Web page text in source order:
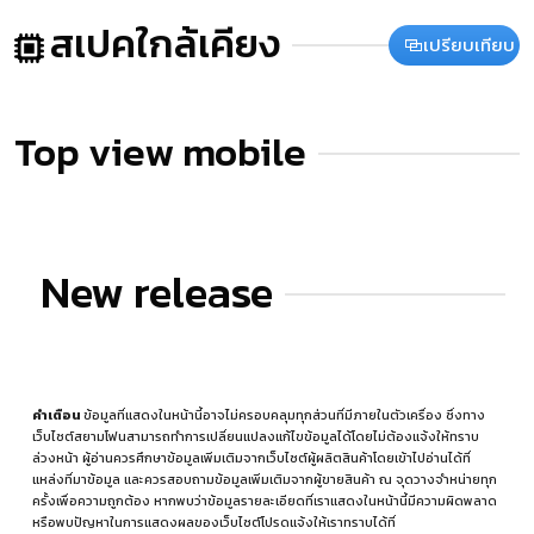
สเปคใกล้เคียง เปรียบเทียบ
Top view mobile
New release
คำเตือนข้อมูลที่แสดงในหน้านี้อาจไม่ครอบคลุมทุกส่วนที่มีภายในตัวเครื่อง ซึ่งทาง
เว็บไซต์สยามโฟนสามารถทำการเปลี่ยนแปลงแก้ไขข้อมูลได้โดยไม่ต้องแจ้งให้ทราบ
ล่วงหน้า ผู้อ่านควรศึกษาข้อมูลเพิ่มเติมจากเว็บไซต์ผู้ผลิตสินค้าโดยเข้าไปอ่านได้ที่
แหล่งที่มาข้อมูล และควรสอบถามข้อมูลเพิ่มเติมจากผู้ขายสินค้า ณ จุดวางจำหน่ายทุก
ครั้งเพื่อความถูกต้อง หากพบว่าข้อมูลรายละเอียดที่เราแสดงในหน้านี้มีความผิดพลาด
หรือพบปัญหาในการแสดงผลของเว็บไซต์โปรดแจ้งให้เราทราบได้ที่